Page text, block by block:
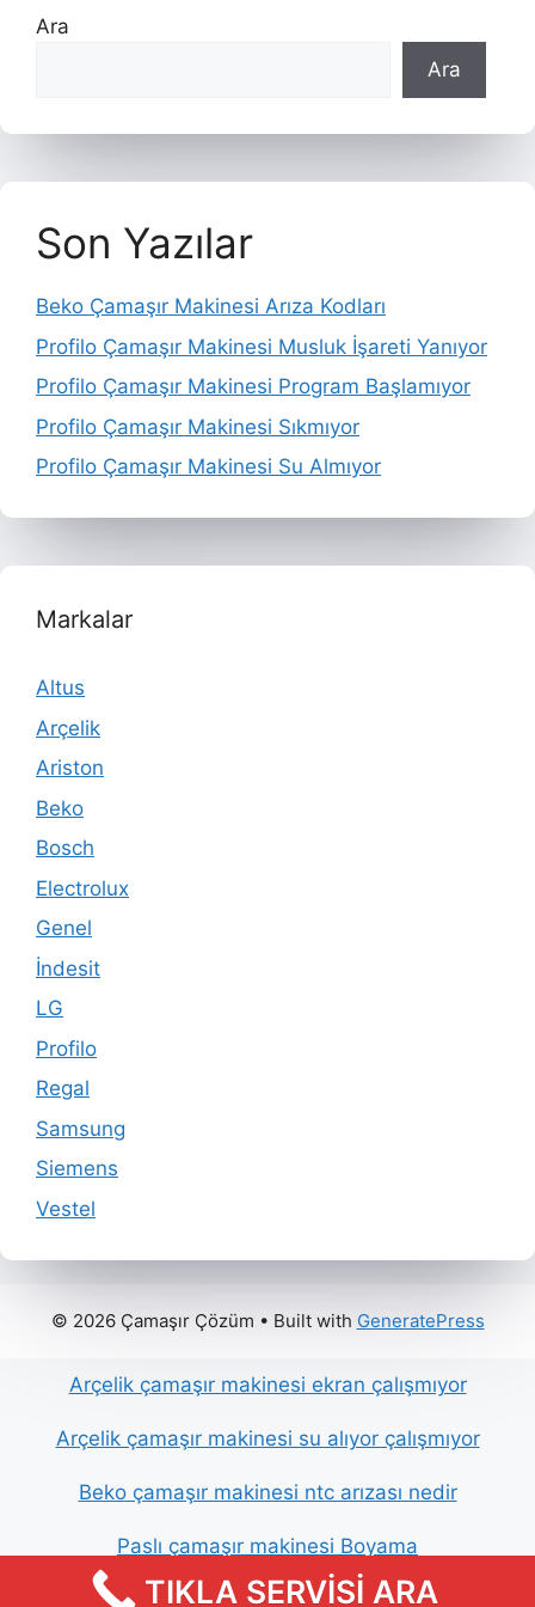
Ara
Ara
Son Yazılar
Beko Çamaşır Makinesi Arıza Kodları
Profilo Çamaşır Makinesi Musluk İşareti Yanıyor
Profilo Çamaşır Makinesi Program Başlamıyor
Profilo Çamaşır Makinesi Sıkmıyor
Profilo Çamaşır Makinesi Su Almıyor
Markalar
Altus
Arçelik
Ariston
Beko
Bosch
Electrolux
Genel
İndesit
LG
Profilo
Regal
Samsung
Siemens
Vestel
© 2026 Çamaşır Çözüm • Built with GeneratePress
Arçelik çamaşır makinesi ekran çalışmıyor
Arçelik çamaşır makinesi su alıyor çalışmıyor
Beko çamaşır makinesi ntc arızası nedir
Paslı çamaşır makinesi Boyama
Arçelik çamaşır makinesi ses çıkarıyor
TIKLA SERVİSİ ARA